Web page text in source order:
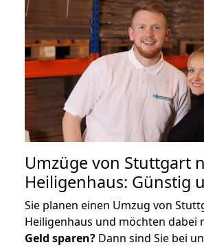
Umzüge von Stuttgart
Heiligenhaus: Günstig
Sie planen einen Umzug von
Heiligenhaus und möchten dabei
Geld sparen? Dann sind Sie bei